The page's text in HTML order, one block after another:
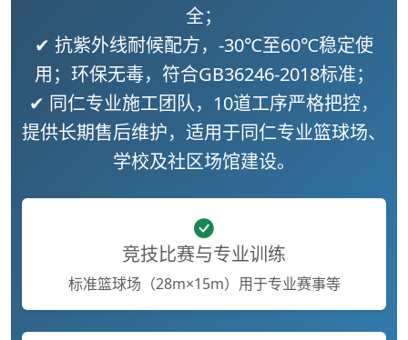
全；
✔ 抗紫外线耐候配方，-30℃至60℃稳定使
用；环保无毒，符合GB36246-2018标准；
✔ 同仁专业施工团队，10道工序严格把控，
提供长期售后维护，适用于同仁专业篮球场、
学校及社区场馆建设。
竞技比赛与专业训练
标准篮球场（28m×15m）用于专业赛事等